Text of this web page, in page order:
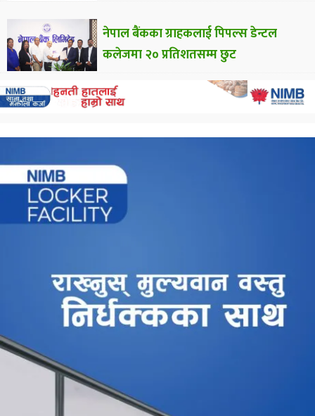
नेपाल बैंकका ग्राहकलाई पिपल्स डेन्टल
कलेजमा २० प्रतिशतसम्म छुट